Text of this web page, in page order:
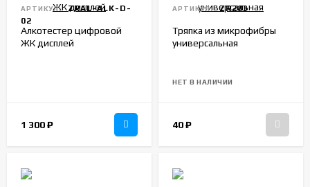
АРТИКУЛ: ZRAL-ALK-D-
02
Алкотестер цифровой
ЖК дисплей
1 300₽
АРТИКУЛ: ZR283
Тряпка из микрофибры
универсальная
НЕТ В НАЛИЧИИ
40₽